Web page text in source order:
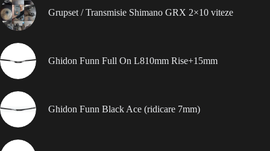
Grupset / Transmisie Shimano GRX 2×10 viteze
Ghidon Funn Full On L810mm Rise+15mm
Ghidon Funn Black Ace (ridicare 7mm)